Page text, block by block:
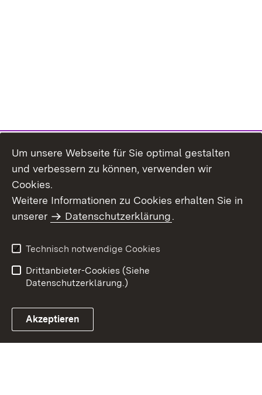
Benutzungshinweise
Erklärung zur
Um unsere Webseite für Sie optimal gestalten
und verbessern zu können, verwenden wir
Cookies.
Weitere Informationen zu Cookies erhalten Sie in
unserer
Datenschutzerklärung.
Technisch notwendige Cookies
Drittanbieter-Cookies (Siehe
Datenschutzerklärung.)
Akzeptieren